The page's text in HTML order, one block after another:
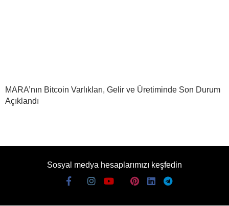
MARA’nın Bitcoin Varlıkları, Gelir ve Üretiminde Son Durum
Açıklandı
Sosyal medya hesaplarımızı keşfedin